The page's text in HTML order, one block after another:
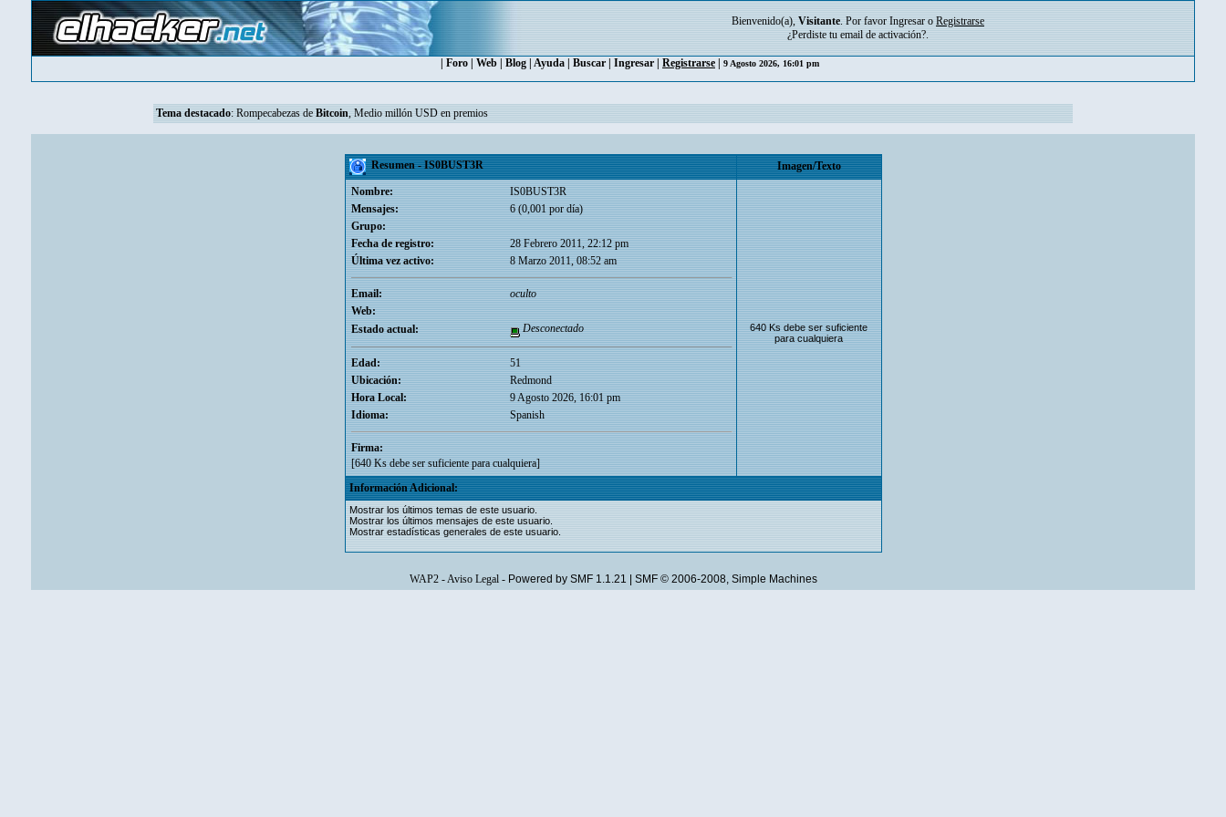
Bienvenido(a), Visitante. Por favor Ingresar o Registrarse
¿Perdiste tu email de activación?.
Foro Web Blog Ayuda Buscar Ingresar Registrarse 9 Agosto 2026, 16:01 pm
Tema destacado: Rompecabezas de Bitcoin, Medio millón USD en premios
Resumen - IS0BUST3R
Imagen/Texto
Nombre:
IS0BUST3R
Mensajes:
6 (0,001 por día)
Grupo:
Fecha de registro:
28 Febrero 2011, 22:12 pm
Última vez activo:
8 Marzo 2011, 08:52 am
Email:
oculto
Web:
Estado actual:
Desconectado
Edad:
51
Ubicación:
Redmond
Hora Local:
9 Agosto 2026, 16:01 pm
Idioma:
Spanish
Firma:
[640 Ks debe ser suficiente para cualquiera]
640 Ks debe ser suficiente
para cualquiera
Información Adicional:
Mostrar los últimos temas de este usuario.
Mostrar los últimos mensajes de este usuario.
Mostrar estadísticas generales de este usuario.
WAP2-Aviso Legal- Powered by SMF 1.1.21 SMF © 2006-2008, Simple Machines